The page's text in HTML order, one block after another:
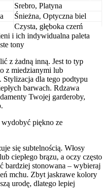
Srebro, Platyna
Śnieżna, Optyczna biel
Czysta, głęboka czerń
i ich indywidualna paleta
tony
z żadną inną. Jest to typ
z miedzianymi lub
dla tego podtypu
barwach. Rdzawa
Twojej garderoby,
wydobyć piękno ze
się subtelnością. Włosy
ciepłego brązu, a oczy często
bardziej stonowana – wybieraj
mchu. Zbyt jaskrawe kolory
urodę, dlatego lepiej